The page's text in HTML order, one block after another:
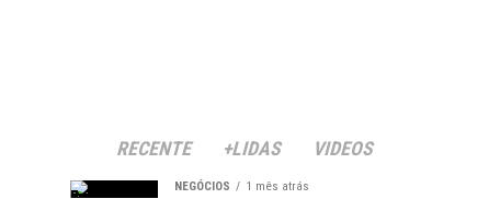
RECENTE +LIDAS VIDEOS
NEGÓCIOS 1 mês atrás